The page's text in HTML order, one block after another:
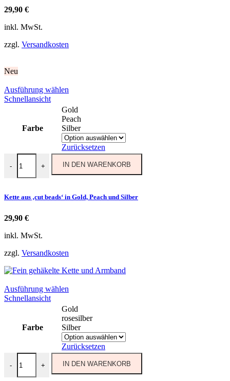
29,90 €
inkl. MwSt.
zzgl. Versandkosten
Neu
Ausführung wählen
weist
mehrere
Varianten
auf.
Die
Optionen
können
auf
gewählt
Schnellansicht
Farbe
Gold
Peach
Silber
Zurücksetzen
-
Kette aus 'cut beads' in Gold, Peach und Silber Menge
+ IN DEN WARENKORB
Kette aus ‚cut beads‘ in Gold, Peach und Silber
29,90 €
inkl. MwSt.
zzgl. Versandkosten
Ausführung wählen
weist
mehrere
Varianten
auf.
Die
Optionen
können
auf
Schnellansicht
Farbe
Gold
rosesilber
Silber
Zurücksetzen
- + IN DEN WARENKORB